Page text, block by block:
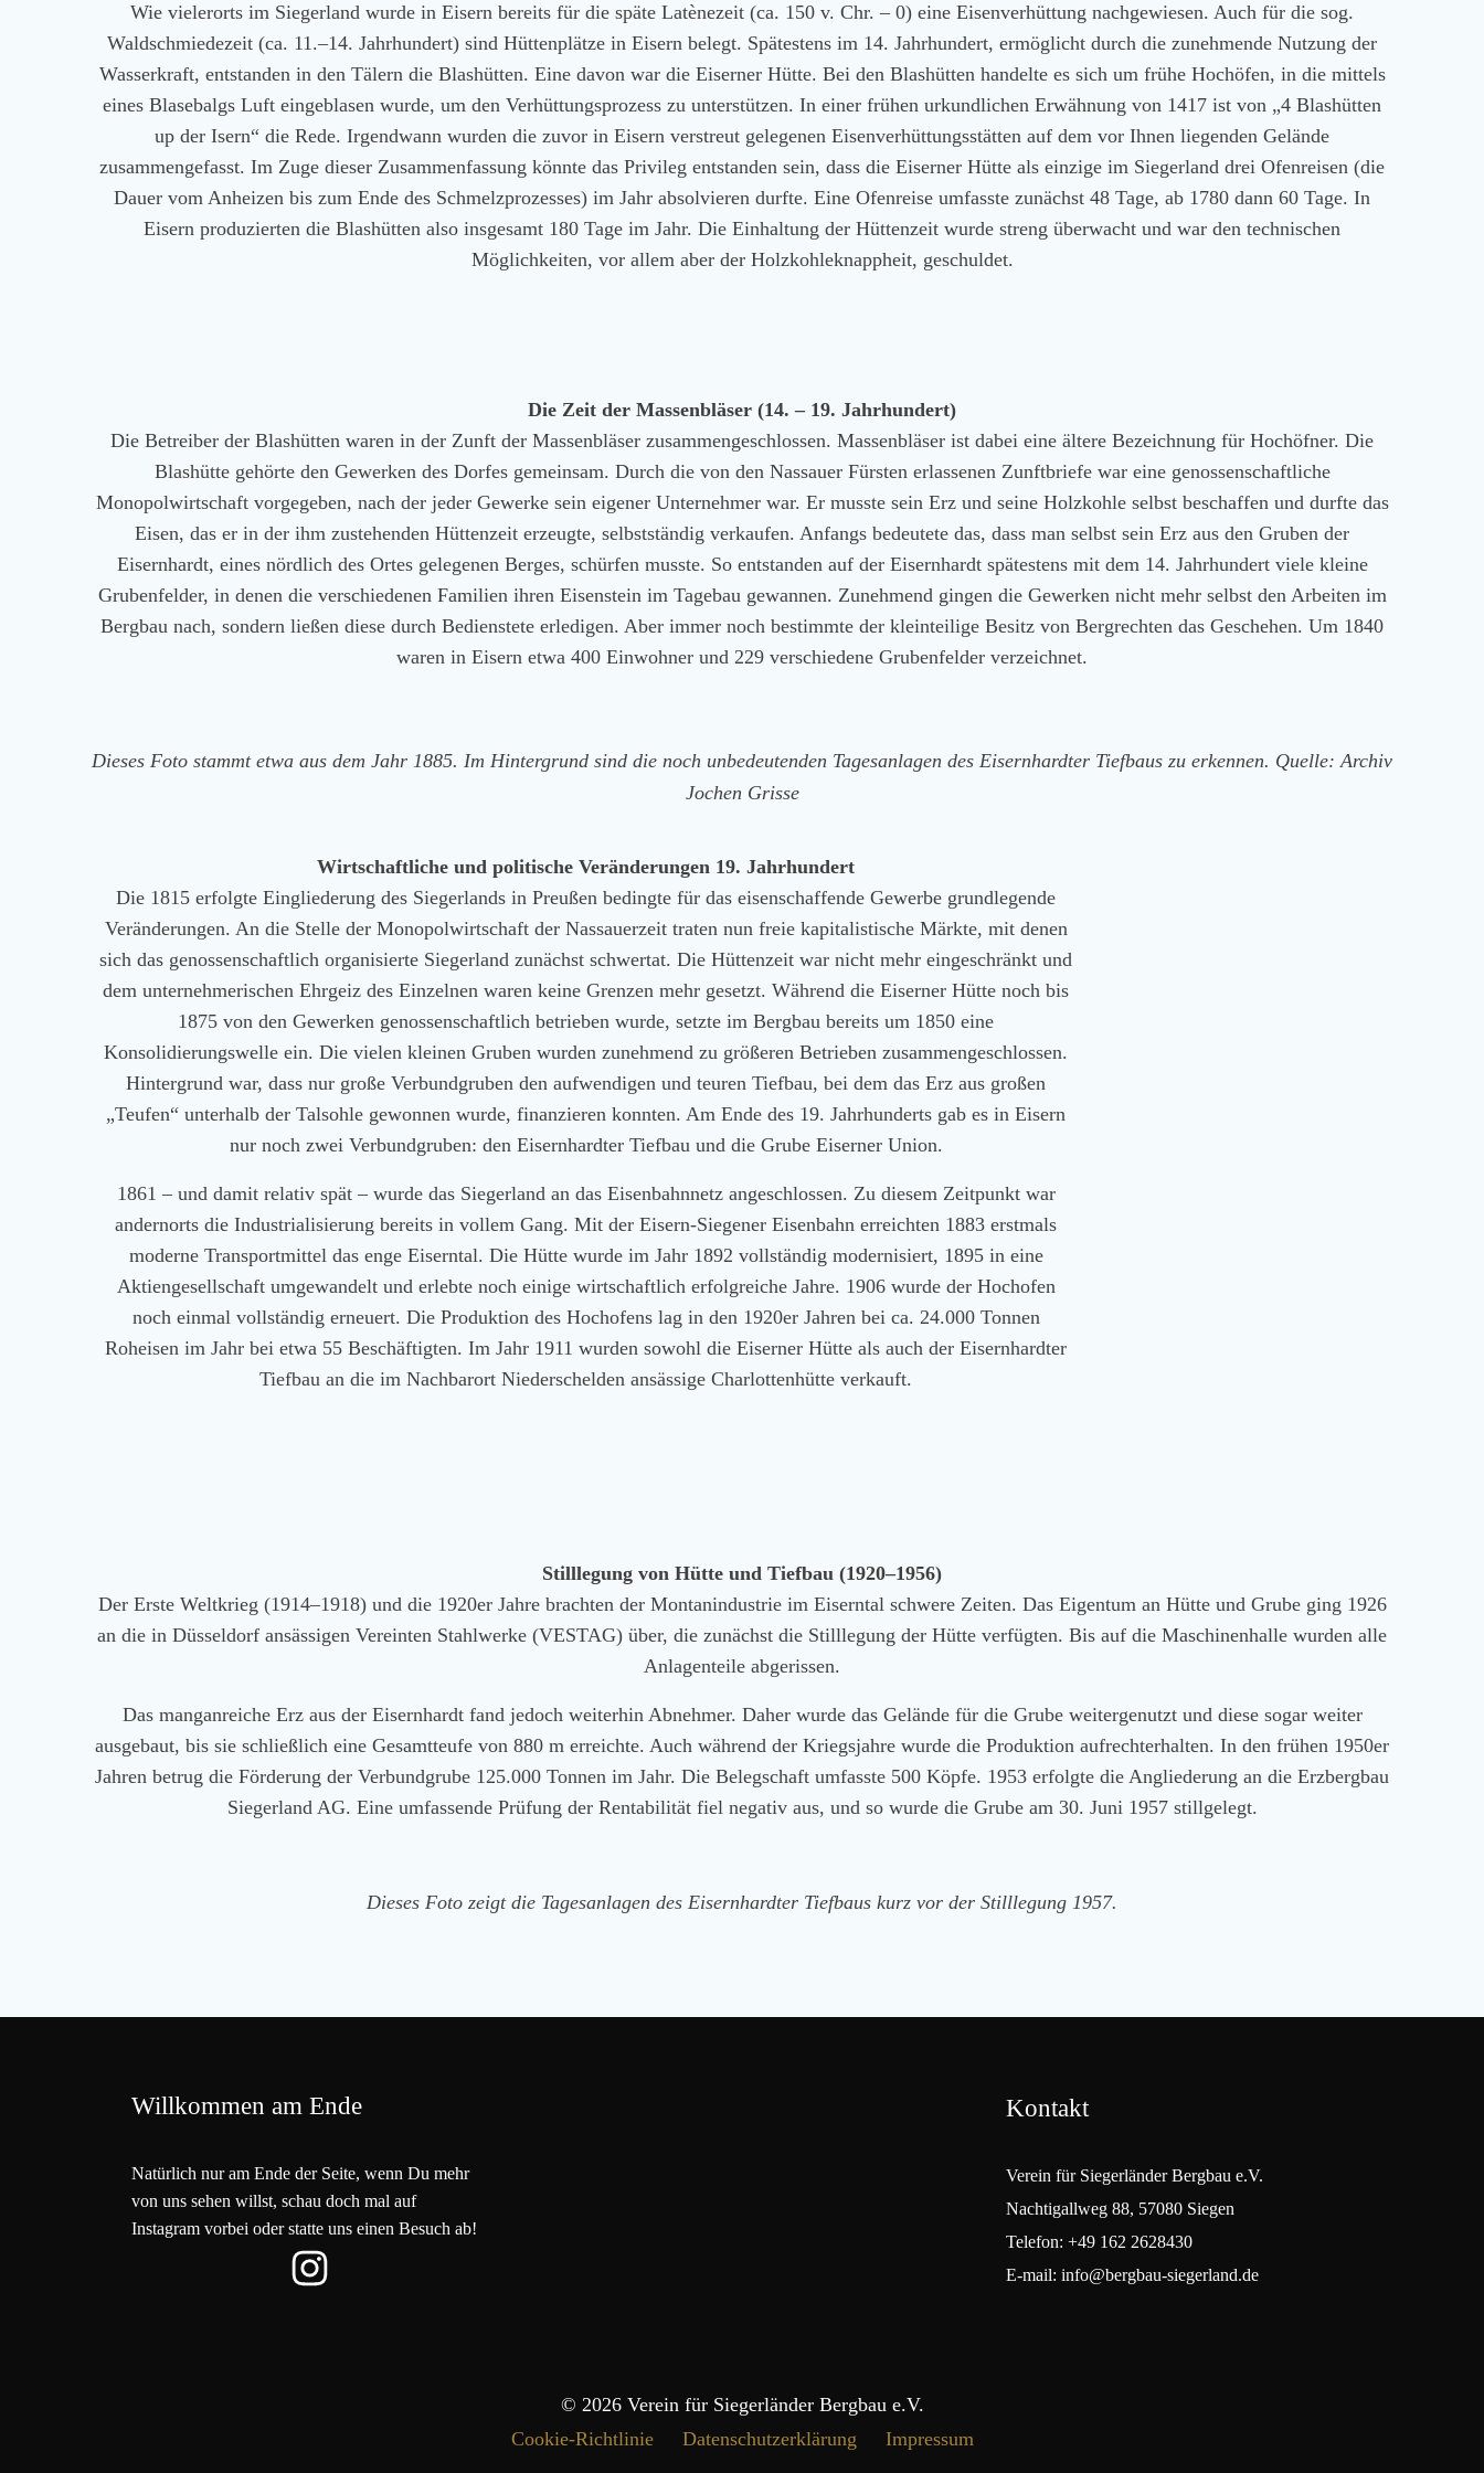
Wie vielerorts im Siegerland wurde in Eisern bereits für die späte Latènezeit (ca. 150 v. Chr. – 0) eine Eisenverhüttung nachgewiesen. Auch für die sog.
Waldschmiedezeit (ca. 11.–14. Jahrhundert) sind Hüttenplätze in Eisern belegt. Spätestens im 14. Jahrhundert, ermöglicht durch die zunehmende Nutzung der
Wasserkraft, entstanden in den Tälern die Blashütten. Eine davon war die Eiserner Hütte. Bei den Blashütten handelte es sich um frühe Hochöfen, in die mittels
eines Blasebalgs Luft eingeblasen wurde, um den Verhüttungsprozess zu unterstützen. In einer frühen urkundlichen Erwähnung von 1417 ist von „4 Blashütten
up der Isern“ die Rede. Irgendwann wurden die zuvor in Eisern verstreut gelegenen Eisenverhüttungsstätten auf dem vor Ihnen liegenden Gelände
zusammengefasst. Im Zuge dieser Zusammenfassung könnte das Privileg entstanden sein, dass die Eiserner Hütte als einzige im Siegerland drei Ofenreisen (die
Dauer vom Anheizen bis zum Ende des Schmelzprozesses) im Jahr absolvieren durfte. Eine Ofenreise umfasste zunächst 48 Tage, ab 1780 dann 60 Tage. In
Eisern produzierten die Blashütten also insgesamt 180 Tage im Jahr. Die Einhaltung der Hüttenzeit wurde streng überwacht und war den technischen
Möglichkeiten, vor allem aber der Holzkohleknappheit, geschuldet.
Die Zeit der Massenbläser (14. – 19. Jahrhundert)
Die Betreiber der Blashütten waren in der Zunft der Massenbläser zusammengeschlossen. Massenbläser ist dabei eine ältere Bezeichnung für Hochöfner. Die
Blashütte gehörte den Gewerken des Dorfes gemeinsam. Durch die von den Nassauer Fürsten erlassenen Zunftbriefe war eine genossenschaftliche
Monopolwirtschaft vorgegeben, nach der jeder Gewerke sein eigener Unternehmer war. Er musste sein Erz und seine Holzkohle selbst beschaffen und durfte das
Eisen, das er in der ihm zustehenden Hüttenzeit erzeugte, selbstständig verkaufen. Anfangs bedeutete das, dass man selbst sein Erz aus den Gruben der
Eisernhardt, eines nördlich des Ortes gelegenen Berges, schürfen musste. So entstanden auf der Eisernhardt spätestens mit dem 14. Jahrhundert viele kleine
Grubenfelder, in denen die verschiedenen Familien ihren Eisenstein im Tagebau gewannen. Zunehmend gingen die Gewerken nicht mehr selbst den Arbeiten im
Bergbau nach, sondern ließen diese durch Bedienstete erledigen. Aber immer noch bestimmte der kleinteilige Besitz von Bergrechten das Geschehen. Um 1840
waren in Eisern etwa 400 Einwohner und 229 verschiedene Grubenfelder verzeichnet.
Dieses Foto stammt etwa aus dem Jahr 1885. Im Hintergrund sind die noch unbedeutenden Tagesanlagen des Eisernhardter Tiefbaus zu erkennen. Quelle: Archiv
Jochen Grisse
Wirtschaftliche und politische Veränderungen 19. Jahrhundert
Die 1815 erfolgte Eingliederung des Siegerlands in Preußen bedingte für das eisenschaffende Gewerbe grundlegende
Veränderungen. An die Stelle der Monopolwirtschaft der Nassauerzeit traten nun freie kapitalistische Märkte, mit denen
sich das genossenschaftlich organisierte Siegerland zunächst schwertat. Die Hüttenzeit war nicht mehr eingeschränkt und
dem unternehmerischen Ehrgeiz des Einzelnen waren keine Grenzen mehr gesetzt. Während die Eiserner Hütte noch bis
1875 von den Gewerken genossenschaftlich betrieben wurde, setzte im Bergbau bereits um 1850 eine
Konsolidierungswelle ein. Die vielen kleinen Gruben wurden zunehmend zu größeren Betrieben zusammengeschlossen.
Hintergrund war, dass nur große Verbundgruben den aufwendigen und teuren Tiefbau, bei dem das Erz aus großen
„Teufen“ unterhalb der Talsohle gewonnen wurde, finanzieren konnten. Am Ende des 19. Jahrhunderts gab es in Eisern
nur noch zwei Verbundgruben: den Eisernhardter Tiefbau und die Grube Eiserner Union.
1861 – und damit relativ spät – wurde das Siegerland an das Eisenbahnnetz angeschlossen. Zu diesem Zeitpunkt war
andernorts die Industrialisierung bereits in vollem Gang. Mit der Eisern-Siegener Eisenbahn erreichten 1883 erstmals
moderne Transportmittel das enge Eiserntal. Die Hütte wurde im Jahr 1892 vollständig modernisiert, 1895 in eine
Aktiengesellschaft umgewandelt und erlebte noch einige wirtschaftlich erfolgreiche Jahre. 1906 wurde der Hochofen
noch einmal vollständig erneuert. Die Produktion des Hochofens lag in den 1920er Jahren bei ca. 24.000 Tonnen
Roheisen im Jahr bei etwa 55 Beschäftigten. Im Jahr 1911 wurden sowohl die Eiserner Hütte als auch der Eisernhardter
Tiefbau an die im Nachbarort Niederschelden ansässige Charlottenhütte verkauft.
Stilllegung von Hütte und Tiefbau (1920–1956)
Der Erste Weltkrieg (1914–1918) und die 1920er Jahre brachten der Montanindustrie im Eiserntal schwere Zeiten. Das Eigentum an Hütte und Grube ging 1926
an die in Düsseldorf ansässigen Vereinten Stahlwerke (VESTAG) über, die zunächst die Stilllegung der Hütte verfügten. Bis auf die Maschinenhalle wurden alle
Anlagenteile abgerissen.
Das manganreiche Erz aus der Eisernhardt fand jedoch weiterhin Abnehmer. Daher wurde das Gelände für die Grube weitergenutzt und diese sogar weiter
ausgebaut, bis sie schließlich eine Gesamtteufe von 880 m erreichte. Auch während der Kriegsjahre wurde die Produktion aufrechterhalten. In den frühen 1950er
Jahren betrug die Förderung der Verbundgrube 125.000 Tonnen im Jahr. Die Belegschaft umfasste 500 Köpfe. 1953 erfolgte die Angliederung an die Erzbergbau
Siegerland AG. Eine umfassende Prüfung der Rentabilität fiel negativ aus, und so wurde die Grube am 30. Juni 1957 stillgelegt.
Dieses Foto zeigt die Tagesanlagen des Eisernhardter Tiefbaus kurz vor der Stilllegung 1957.
Willkommen am Ende
Natürlich nur am Ende der Seite, wenn Du mehr
von uns sehen willst, schau doch mal auf
Instagram vorbei oder statte uns einen Besuch ab!
Kontakt
Verein für Siegerländer Bergbau e.V.
Nachtigallweg 88, 57080 Siegen
Telefon: +49 162 2628430
E-mail: info@bergbau-siegerland.de
© 2026 Verein für Siegerländer Bergbau e.V.
Cookie-Richtlinie
Datenschutzerklärung Impressum